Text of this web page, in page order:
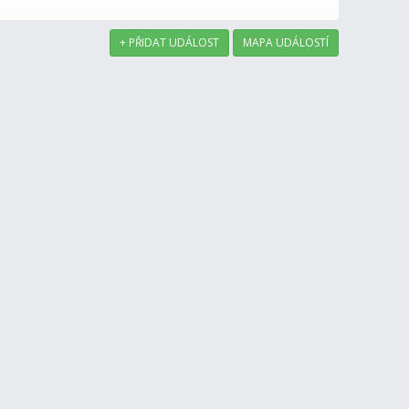
+ PŘIDAT UDÁLOST MAPA UDÁLOSTÍ